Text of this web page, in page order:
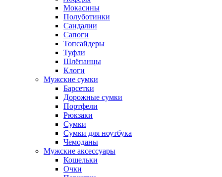
Мокасины
Полуботинки
Сандалии
Сапоги
Топсайдеры
Туфли
Шлёпанцы
Клоги
Мужские сумки
Барсетки
Дорожные сумки
Портфели
Рюкзаки
Сумки
Сумки для ноутбука
Чемоданы
Мужские аксессуары
Кошельки
Очки